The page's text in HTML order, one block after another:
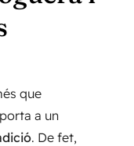
que
a un
. De fet,